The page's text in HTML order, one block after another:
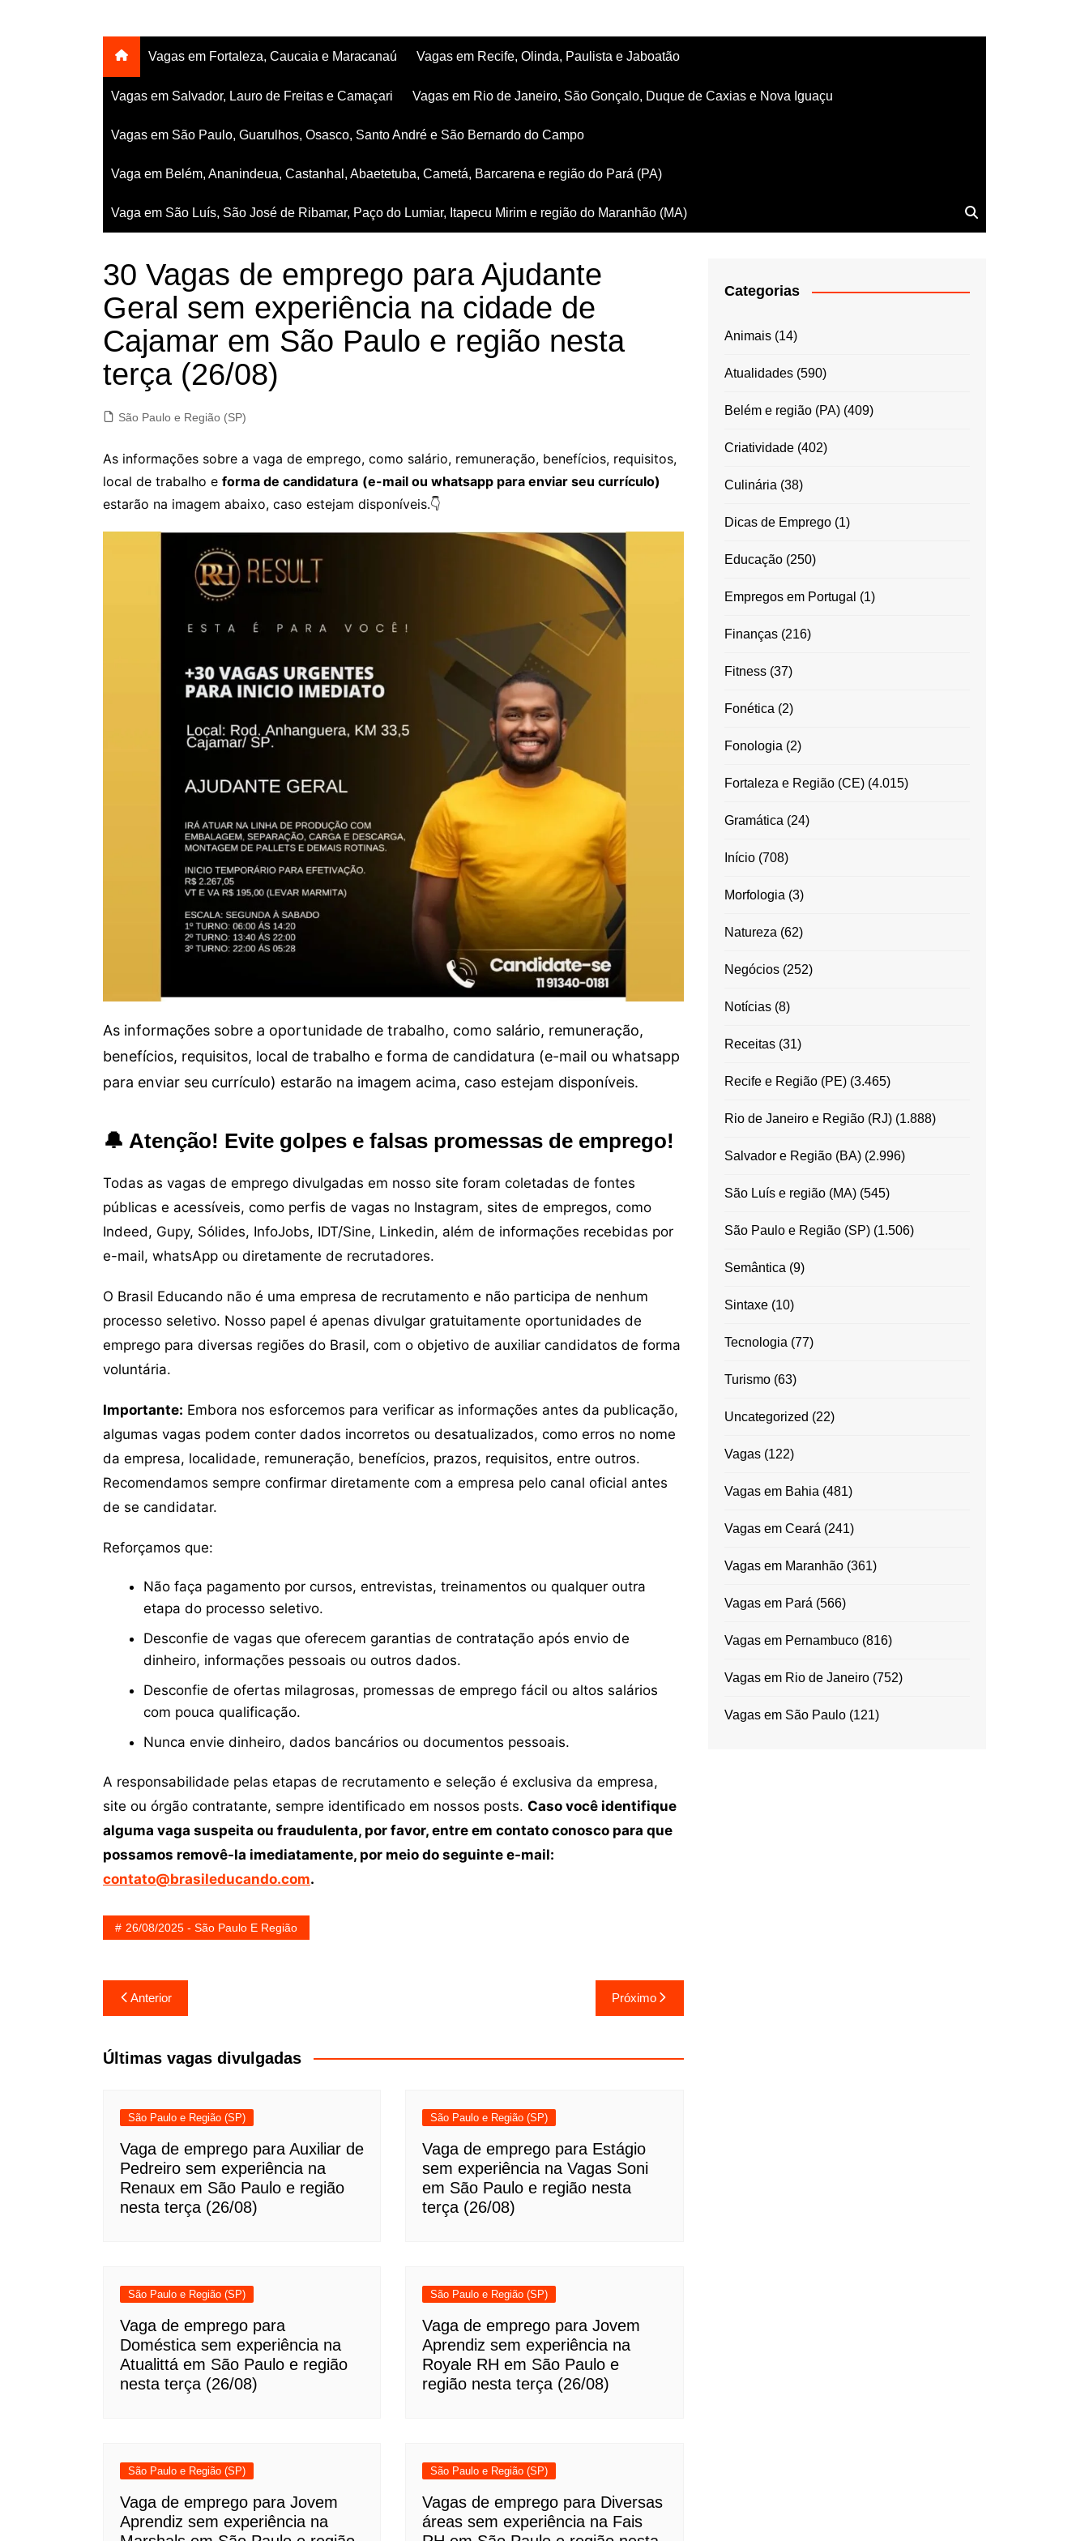
Vagas em Fortaleza, Caucaia e Maracanaú Vagas em Recife, Olinda, Paulista e Jaboatão
Vagas em Salvador, Lauro de Freitas e Camaçari Vagas em Rio de Janeiro, São Gonçalo, Duque de Caxias e Nova Iguaçu
Vagas em São Paulo, Guarulhos, Osasco, Santo André e São Bernardo do Campo
Vaga em Belém, Ananindeua, Castanhal, Abaetetuba, Cametá, Barcarena e região do Pará (PA)
Vaga em São Luís, São José de Ribamar, Paço do Lumiar, Itapecu Mirim e região do Maranhão (MA)
30 Vagas de emprego para Ajudante
Geral sem experiência na cidade de
Cajamar em São Paulo e região nesta
terça (26/08)
São Paulo e Região (SP)
As informações sobre a vaga de emprego, como salário, remuneração, benefícios, requisitos,
local de trabalho e forma de candidatura (e-mail ou whatsapp para enviar seu currículo)
estarão na imagem abaixo, caso estejam disponíveis.👇
As informações sobre a oportunidade de trabalho, como salário, remuneração,
benefícios, requisitos, local de trabalho e forma de candidatura (e-mail ou whatsapp
para enviar seu currículo) estarão na imagem acima, caso estejam disponíveis.
🔔 Atenção! Evite golpes e falsas promessas de emprego!
Todas as vagas de emprego divulgadas em nosso site foram coletadas de fontes
públicas e acessíveis, como perfis de vagas no Instagram, sites de empregos, como
Indeed, Gupy, Sólides, InfoJobs, IDT/Sine, Linkedin, além de informações recebidas por
e-mail, whatsApp ou diretamente de recrutadores.
O Brasil Educando não é uma empresa de recrutamento e não participa de nenhum
processo seletivo. Nosso papel é apenas divulgar gratuitamente oportunidades de
emprego para diversas regiões do Brasil, com o objetivo de auxiliar candidatos de forma
voluntária.
Importante: Embora nos esforcemos para verificar as informações antes da publicação,
algumas vagas podem conter dados incorretos ou desatualizados, como erros no nome
da empresa, localidade, remuneração, benefícios, prazos, requisitos, entre outros.
Recomendamos sempre confirmar diretamente com a empresa pelo canal oficial antes
de se candidatar.
Reforçamos que:
Não faça pagamento por cursos, entrevistas, treinamentos ou qualquer outra
etapa do processo seletivo.
Desconfie de vagas que oferecem garantias de contratação após envio de
dinheiro, informações pessoais ou outros dados.
Desconfie de ofertas milagrosas, promessas de emprego fácil ou altos salários
com pouca qualificação.
Nunca envie dinheiro, dados bancários ou documentos pessoais.
A responsabilidade pelas etapas de recrutamento e seleção é exclusiva da empresa,
site ou órgão contratante, sempre identificado em nossos posts. Caso você identifique
alguma vaga suspeita ou fraudulenta, por favor, entre em contato conosco para que
possamos removê-la imediatamente, por meio do seguinte e-mail:
contato@brasileducando.com.
26/08/2025 - São Paulo E Região
Navegação
de
Post
Anterior Próximo
Últimas vagas divulgadas
São Paulo e Região (SP)
Vaga de emprego para Auxiliar de
Pedreiro sem experiência na
Renaux em São Paulo e região
nesta terça (26/08)
São Paulo e Região (SP)
Vaga de emprego para Estágio
sem experiência na Vagas Soni
em São Paulo e região nesta
terça (26/08)
São Paulo e Região (SP)
Vaga de emprego para
Doméstica sem experiência na
Atualittá em São Paulo e região
nesta terça (26/08)
São Paulo e Região (SP)
Vaga de emprego para Jovem
Aprendiz sem experiência na
Royale RH em São Paulo e
região nesta terça (26/08)
São Paulo e Região (SP)
Vaga de emprego para Jovem
Aprendiz sem experiência na
São Paulo e Região (SP)
Vagas de emprego para Diversas
áreas sem experiência na Fais
Categorias
Animais(14)
Atualidades(590)
Belém e região (PA)(409)
Criatividade(402)
Culinária (38)
Dicas de Emprego(1)
Educação(250)
Empregos em Portugal (1)
Finanças(216)
Fitness(37)
Fonética (2)
Fonologia (2)
Fortaleza e Região (CE)(4.015)
Gramática (24)
Início(708)
Morfologia (3)
Natureza (62)
Negócios(252)
Notícias(8)
Receitas(31)
Recife e Região (PE)(3.465)
Rio de Janeiro e Região (RJ)(1.888)
Salvador e Região (BA)(2.996)
São Luís e região (MA)(545)
São Paulo e Região (SP)(1.506)
Semântica (9)
Sintaxe(10)
Tecnologia (77)
Turismo(63)
Uncategorized (22)
Vagas(122)
Vagas em Bahia (481)
Vagas em Ceará (241)
Vagas em Maranhão(361)
Vagas em Pará (566)
Vagas em Pernambuco(816)
Vagas em Rio de Janeiro(752)
Vagas em São Paulo(121)